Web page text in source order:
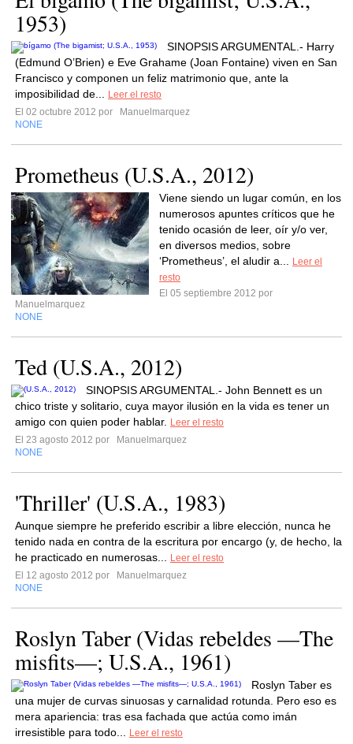
1953)
SINOPSIS ARGUMENTAL.- Harry
(Edmund O’Brien) e Eve Grahame (Joan Fontaine) viven en San
Francisco y componen un feliz matrimonio que, ante la
imposibilidad de...
Leer el resto
El 02 octubre 2012 por
Manuelmarquez
NONE
Prometheus (U.S.A., 2012)
Viene siendo un lugar común, en los
numerosos apuntes críticos que he
tenido ocasión de leer, oír y/o ver,
en diversos medios, sobre
‘Prometheus’, el aludir a...
Leer el
resto
El 05 septiembre 2012 por
Manuelmarquez
NONE
Ted (U.S.A., 2012)
SINOPSIS ARGUMENTAL.- John Bennett es un
chico triste y solitario, cuya mayor ilusión en la vida es tener un
amigo con quien poder hablar.
Leer el resto
El 23 agosto 2012 por
Manuelmarquez
NONE
'Thriller' (U.S.A., 1983)
Aunque siempre he preferido escribir a libre elección, nunca he
tenido nada en contra de la escritura por encargo (y, de hecho, la
he practicado en numerosas...
Leer el resto
El 12 agosto 2012 por
Manuelmarquez
NONE
Roslyn Taber (Vidas rebeldes —The
misfits—; U.S.A., 1961)
Roslyn Taber es
una mujer de curvas sinuosas y carnalidad rotunda. Pero eso es
mera apariencia: tras esa fachada que actúa como imán
irresistible para todo...
Leer el resto